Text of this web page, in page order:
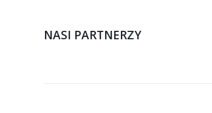
NASI PARTNERZY